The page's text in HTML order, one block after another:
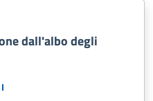
dall'albo degli